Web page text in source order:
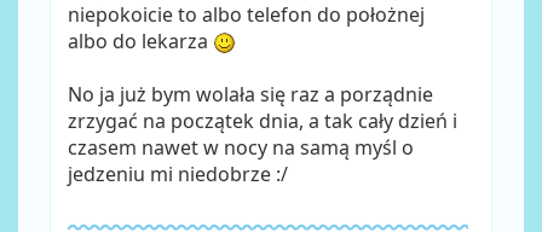
niepokoicie to albo telefon do położnej
albo do lekarza
No ja już bym wolała się raz a porządnie
zrzygać na początek dnia, a tak cały dzień i
czasem nawet w nocy na samą myśl o
jedzeniu mi niedobrze :/